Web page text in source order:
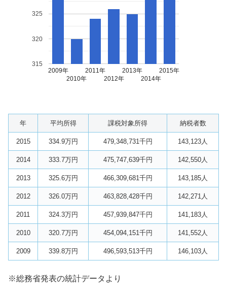
2009年
2010年
2011年
2012年
2013年
2014年
2015年
315
320
325
年 平均所得 課税対象所得 納税者数
2015 334.9万円 479,348,731千円 143,123人
2014 333.7万円 475,747,639千円 142,550人
2013 325.6万円 466,309,681千円 143,185人
2012 326.0万円 463,828,428千円 142,271人
2011 324.3万円 457,939,847千円 141,183人
2010 320.7万円 454,094,151千円 141,552人
2009 339.8万円 496,593,513千円 146,103人
※総務省発表の統計データより